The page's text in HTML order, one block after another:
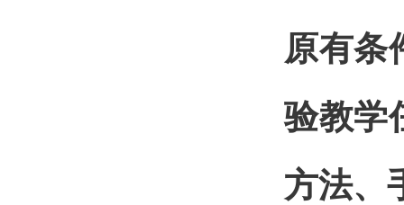
原有条
验教学
方法、